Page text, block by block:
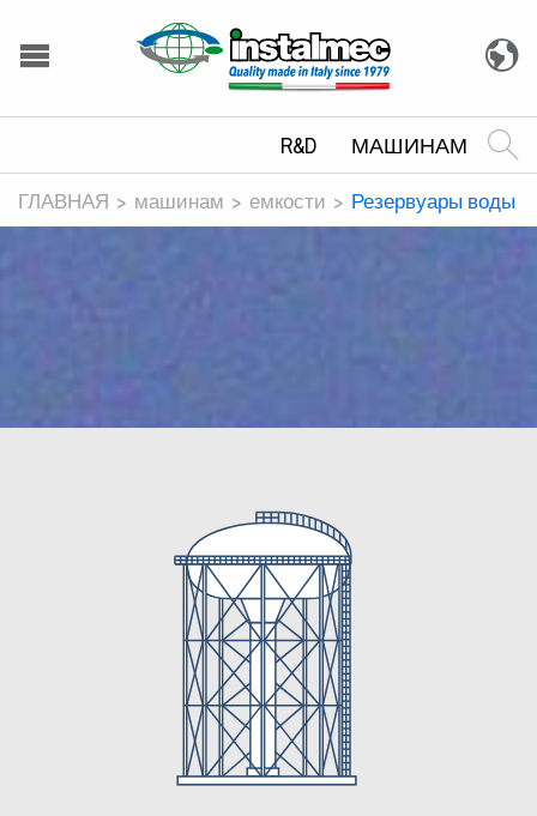
R&D МАШИНАМ
ГЛАВНАЯ машинам емкости Резервуары воды